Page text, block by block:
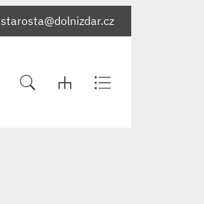
starosta@dolnizdar.cz